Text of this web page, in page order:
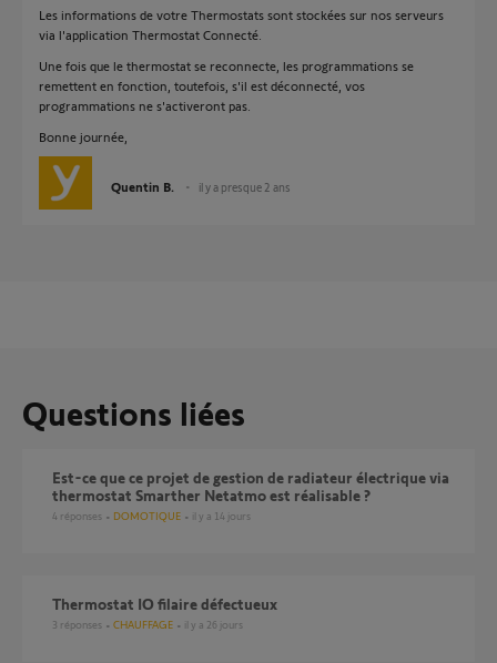
Les informations de votre Thermostats sont stockées sur nos serveurs
via l'application Thermostat Connecté.
Une fois que le thermostat se reconnecte, les programmations se
remettent en fonction, toutefois, s'il est déconnecté, vos
programmations ne s'activeront pas.
Bonne journée,
Quentin B. il y a presque 2 ans
Questions liées
Est-ce que ce projet de gestion de radiateur électrique via
thermostat Smarther Netatmo est réalisable ?
4 réponses DOMOTIQUE il y a 14 jours
Thermostat IO filaire défectueux
3 réponses CHAUFFAGE il y a 26 jours